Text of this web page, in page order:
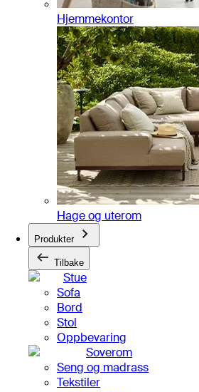
Hjemmekontor
Hage og uterom
Produkter
Tilbake
Stue
Sofa
Bord
Stol
Oppbevaring
Soverom
Seng og madrass
Tekstiler